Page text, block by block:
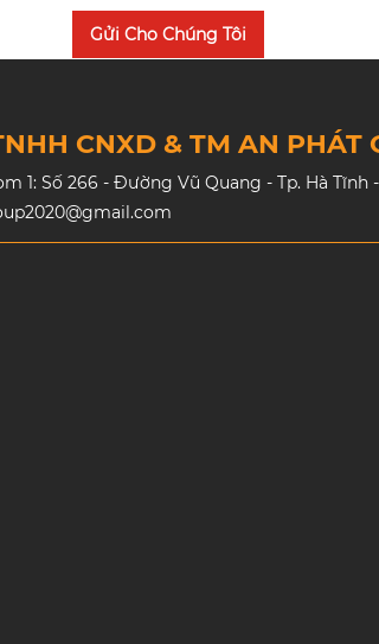
Gửi Cho Chúng Tôi
CNXD & TM AN PHÁT
1: Số 266 - Đường Vũ Quang - Tp. Hà Tĩnh